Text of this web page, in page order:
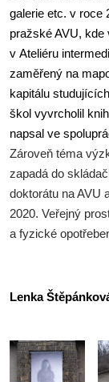
galerie etc. v roce
pražské AVU, kde
v Ateliéru
zaměřený na
kapitálu
škol vyvrcholil
napsal ve
Zároveň téma
zapadá do
doktorátu na AVU
2020. Veřejný
a fyzické
Lenka